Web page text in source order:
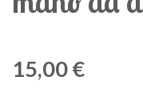
15,00 €